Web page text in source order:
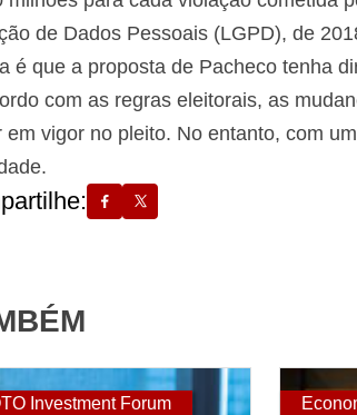
de Dados Pessoais (LGPD), de
é que a proposta de Pacheco tenha
com as regras eleitorais, as
em vigor no pleito. No entanto, com
Investment Forum